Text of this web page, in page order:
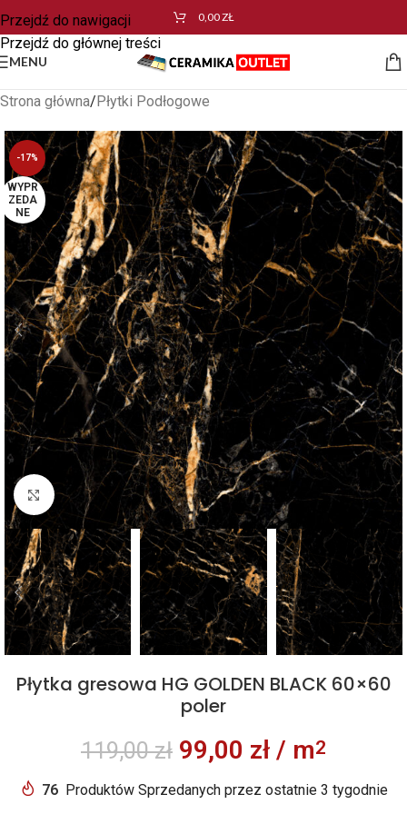
Przejdź do nawigacji
Przejdź do głównej treści
0,00ZŁ
MENU
Strona główna/Płytki Podłogowe
-17%
WYPR
ZEDA
NE
Kliknij aby powiększyć
Płytka gresowa HG GOLDEN BLACK 60×60
poler
119,00zł 99,00 zł / m2
76 Produktów Sprzedanych przez ostatnie 3 tygodnie